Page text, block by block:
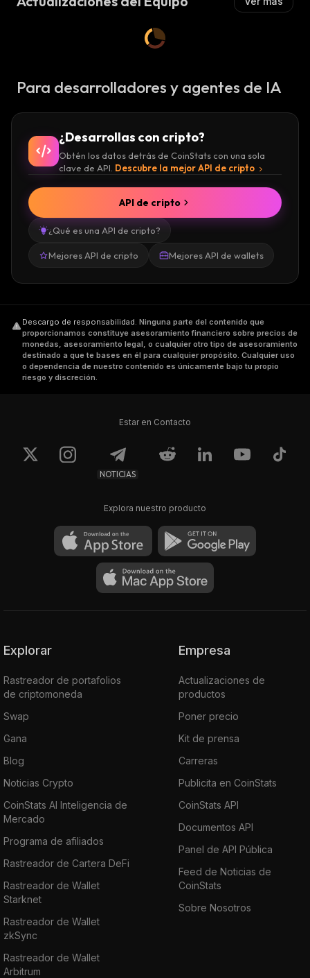
Para desarrolladores y agentes de IA
¿Desarrollas con cripto?
Obtén los datos detrás de CoinStats con una sola
clave de API. Descubre la mejor API de cripto
¿Qué es una API de cripto?
Mejores API de cripto Mejores API de wallets
API de cripto
Descargo de responsabilidad. Ninguna parte del contenido que
proporcionamos constituye asesoramiento financiero sobre precios de
monedas, asesoramiento legal, o cualquier otro tipo de asesoramiento
destinado a que te bases en él para cualquier propósito. Cualquier uso
o dependencia de nuestro contenido es únicamente bajo tu propio
riesgo y discreción.
Estar en Contacto
NOTICIAS
Explora nuestro producto
Explorar
Rastreador de portafolios
de criptomoneda
Swap
Gana
Blog
Noticias Crypto
CoinStats AI Inteligencia de
Mercado
Programa de afiliados
Rastreador de Cartera DeFi
Rastreador de Wallet
Starknet
Rastreador de Wallet
zkSync
Rastreador de Wallet
Arbitrum
Empresa
Actualizaciones de
productos
Poner precio
Kit de prensa
Carreras
Publicita en CoinStats
CoinStats API
Documentos API
Panel de API Pública
Feed de Noticias de
CoinStats
Sobre Nosotros